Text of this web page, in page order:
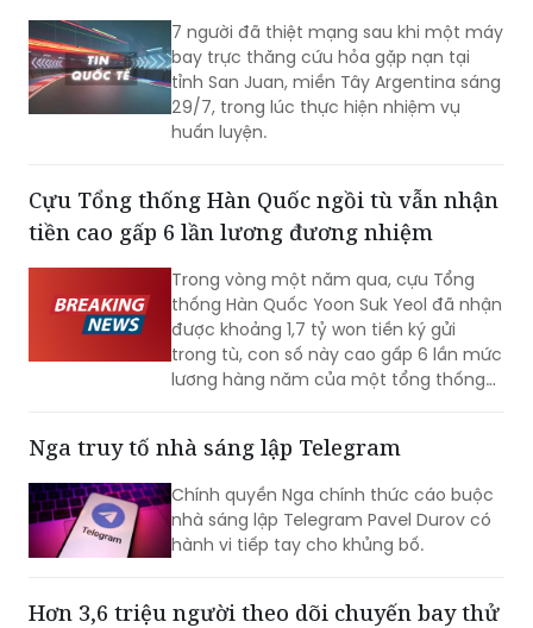
7 người đã thiệt mạng sau khi một máy
bay trực thăng cứu hỏa gặp nạn tại
tỉnh San Juan, miền Tây Argentina sáng
29/7, trong lúc thực hiện nhiệm vụ
huấn luyện.
Cựu Tổng thống Hàn Quốc ngồi tù vẫn nhận
tiền cao gấp 6 lần lương đương nhiệm
Trong vòng một năm qua, cựu Tổng
thống Hàn Quốc Yoon Suk Yeol đã nhận
được khoảng 1,7 tỷ won tiền ký gửi
trong tù, con số này cao gấp 6 lần mức
lương hàng năm của một tổng thống
nhận mức tiền ký gửi lên tới khoảng 170
được nhiều tiền nhất tại Trại tạm giam
miền Nam Seoul.
Nga truy tố nhà sáng lập Telegram
Chính quyền Nga chính thức cáo buộc
nhà sáng lập Telegram Pavel Durov có
hành vi tiếp tay cho khủng bố.
Hơn 3,6 triệu người theo dõi chuyến bay thử